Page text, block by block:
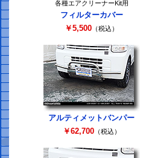
各種エアクリーナーKit用
フィルターカバー
￥5,500 （税込）
アルティメットバンパー
￥62,700（税込）